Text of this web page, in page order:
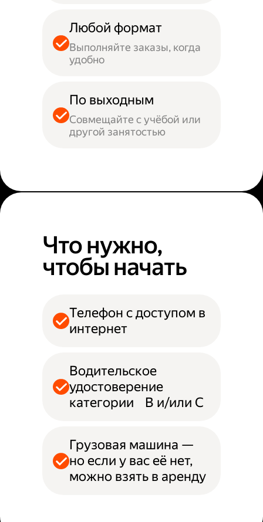
Любой формат
Выполняйте заказы, когда
удобно
По выходным
Совмещайте с учёбой или
другой занятостью
Что нужно,
чтобы начать
Телефон с доступом в
интернет
Водительское
удостоверение
категории B и/или С
Грузовая машина —
но если у вас её нет,
можно взять в аренду